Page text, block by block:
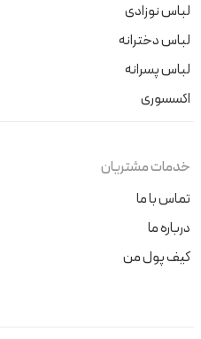
لباس نوزادی
لباس دخترانه
لباس پسرانه
اکسسوری
خدمات مشتریان
تماس با ما
درباره ما
کیف پول من